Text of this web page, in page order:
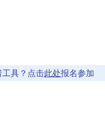
工具？点击此处报名参加